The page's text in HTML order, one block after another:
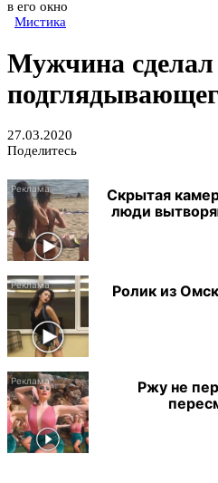
в его окно
Мистика
Мужчина сделал
27.03.2020
Поделитесь
Скрытая
люди
Ролик из
Ржу не